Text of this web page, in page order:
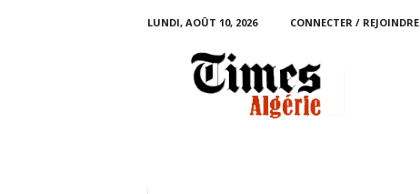
LUNDI, AOÛT 10, 2026 CONNECTER / REJOINDRE